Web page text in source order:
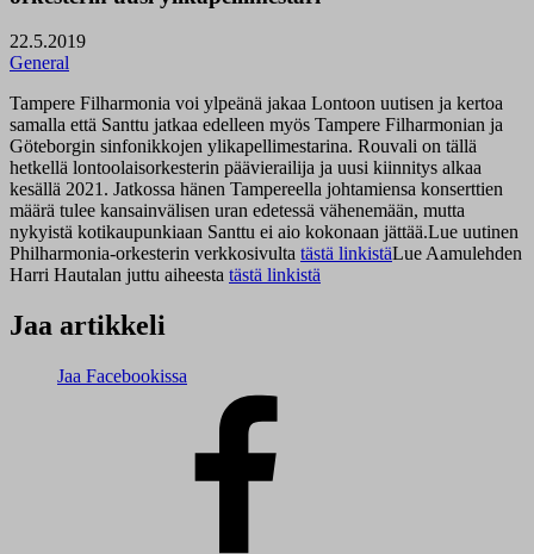
22.5.2019
General
Tampere Filharmonia voi ylpeänä jakaa Lontoon uutisen ja kertoa
samalla että Santtu jatkaa edelleen myös Tampere Filharmonian ja
Göteborgin sinfonikkojen ylikapellimestarina. Rouvali on tällä
hetkellä lontoolaisorkesterin päävierailija ja uusi kiinnitys alkaa
kesällä 2021. Jatkossa hänen Tampereella johtamiensa konserttien
määrä tulee kansainvälisen uran edetessä vähenemään, mutta
nykyistä kotikaupunkiaan Santtu ei aio kokonaan jättää.Lue uutinen
Philharmonia-orkesterin verkkosivulta tästä linkistäLue Aamulehden
Harri Hautalan juttu aiheesta tästä linkistä
Jaa artikkeli
Jaa Facebookissa